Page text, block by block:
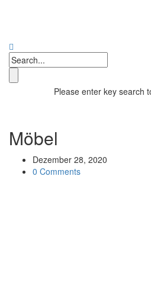
Please enter key search
Möbel
Dezember 28, 2020
0 Comments